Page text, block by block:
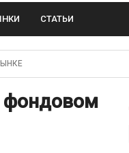
СТАТЬИ
фондовом